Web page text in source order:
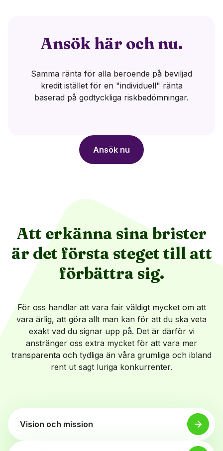
Ansök här och nu.
Samma ränta för alla beroende på beviljad
kredit istället för en "individuell" ränta
baserad på godtyckliga riskbedömningar.
Ansök nu
Att erkänna sina brister
är det första steget till att
förbättra sig.
För oss handlar att vara fair väldigt mycket om att
vara ärlig, att göra allt man kan för att du ska veta
exakt vad du signar upp på. Det är därför vi
anstränger oss extra mycket för att vara mer
transparenta och tydliga än våra grumliga och ibland
rent ut sagt luriga konkurrenter.
Vision och mission